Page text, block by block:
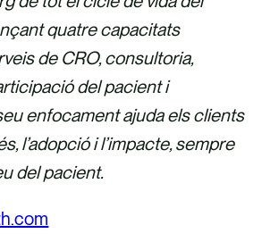
quatre capacitats
de CRO, consultoria,
del pacient i
enfocament ajuda els clients
l’adopció i l’impacte, sempre
del pacient.